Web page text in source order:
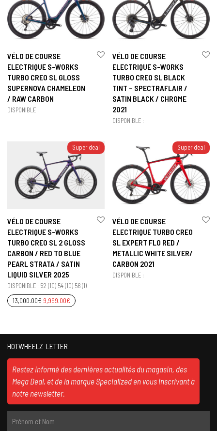
VÉLO DE COURSE
ELECTRIQUE S-WORKS
TURBO CREO SL GLOSS
SUPERNOVA CHAMELEON
/ RAW CARBON
DISPONIBLE :
VÉLO DE COURSE
ELECTRIQUE S-WORKS
TURBO CREO SL BLACK
TINT – SPECTRAFLAIR /
SATIN BLACK / CHROME
2021
DISPONIBLE :
Super deal
VÉLO DE COURSE
ELECTRIQUE S-WORKS
TURBO CREO SL 2 GLOSS
CARBON / RED TO BLUE
PEARL STRATA / SATIN
LIQUID SILVER 2025
DISPONIBLE : 52 (10) 54 (10) 56 (1)
13,000.00€ 9,999.00€
Super deal
VÉLO DE COURSE
ELECTRIQUE TURBO CREO
SL EXPERT FLO RED /
METALLIC WHITE SILVER/
CARBON 2021
DISPONIBLE :
HOTWHEELZ-LETTER
Restez informé des dernières actualités du magasin, des
Mega Deal, et de la marque Specialized en vous inscrivant à
notre newsletter.